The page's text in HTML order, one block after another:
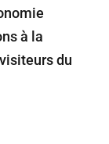
à la
du